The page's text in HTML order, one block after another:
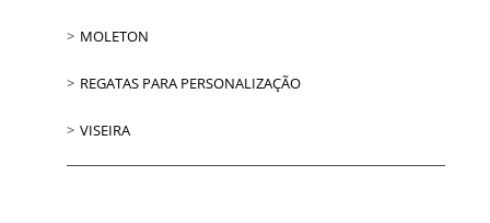
MOLETON
REGATAS PARA PERSONALIZAÇÃO
VISEIRA